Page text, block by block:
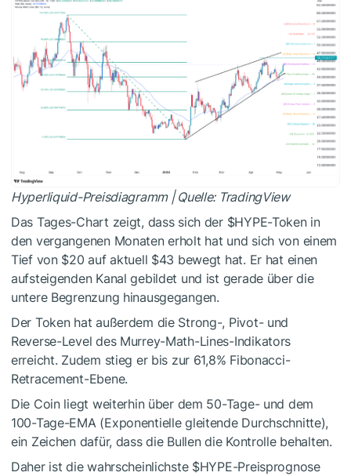
Hyperliquid-Preisdiagramm | Quelle: TradingView
Das Tages-Chart zeigt, dass sich der $HYPE-Token in
den vergangenen Monaten erholt hat und sich von einem
Tief von $20 auf aktuell $43 bewegt hat. Er hat einen
aufsteigenden Kanal gebildet und ist gerade über die
untere Begrenzung hinausgegangen.
Der Token hat außerdem die Strong-, Pivot- und
Reverse-Level des Murrey-Math-Lines-Indikators
erreicht. Zudem stieg er bis zur 61,8% Fibonacci-
Retracement-Ebene.
Die Coin liegt weiterhin über dem 50-Tage- und dem
100-Tage-EMA (Exponentielle gleitende Durchschnitte),
ein Zeichen dafür, dass die Bullen die Kontrolle behalten.
Daher ist die wahrscheinlichste $HYPE-Preisprognose